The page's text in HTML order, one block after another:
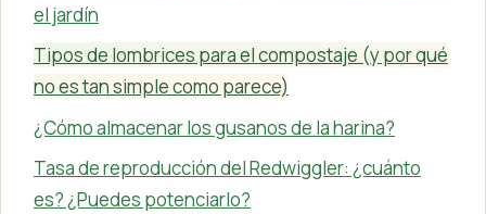
el jardín
Tipos de lombrices para el compostaje (y por qué
no es tan simple como parece)
¿Cómo almacenar los gusanos de la harina?
Tasa de reproducción del Redwiggler: ¿cuánto
es? ¿Puedes potenciarlo?